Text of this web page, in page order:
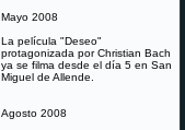
Mayo 2008
La película "Deseo"
protagonizada por Christian Bach
ya se filma desde el día 5 en San
Miguel de Allende.
Agosto 2008